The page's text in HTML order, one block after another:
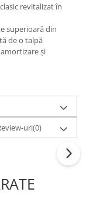
revitalizat în
superioară din
de o talpă
și
uri(0)